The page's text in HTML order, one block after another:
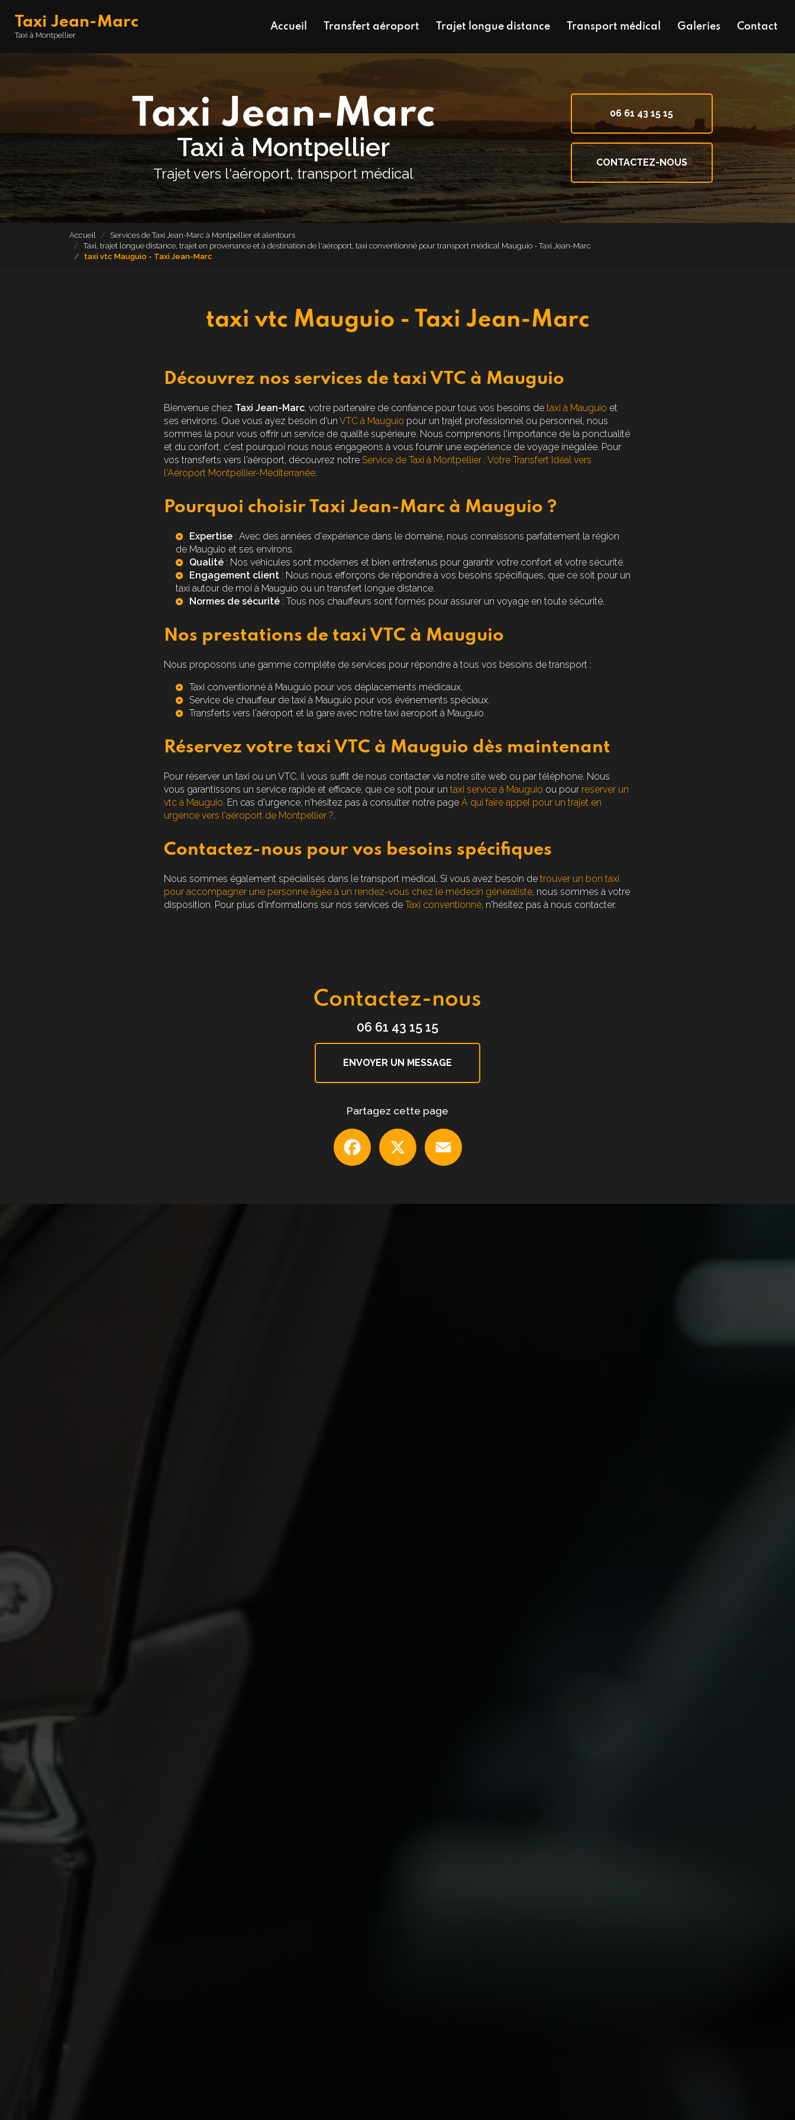
contenu
Taxi Jean-Marc
Taxi à Montpellier
Accueil Transfert aéroport Trajet longue distance Transport médical Galeries Contact
Taxi à Montpellier
Trajet vers l'aéroport, transport médical
06 61 43 15 15
CONTACTEZ-NOUS
Accueil
Services de Taxi Jean-Marc à Montpellier et alentours
Taxi, trajet longue distance, trajet en provenance et à destination de l'aéroport, taxi conventionné pour transport médical Mauguio - Taxi Jean-Marc
taxi vtc Mauguio - Taxi Jean-Marc
taxi vtc Mauguio - Taxi Jean-Marc
Découvrez nos services de taxi VTC à Mauguio
Bienvenue chez Taxi Jean-Marc, votre partenaire de confiance pour tous vos besoins de taxi à Mauguio et
ses environs. Que vous ayez besoin d'un VTC à Mauguio pour un trajet professionnel ou personnel, nous
sommes là pour vous offrir un service de qualité supérieure. Nous comprenons l'importance de la ponctualité
et du confort, c'est pourquoi nous nous engageons à vous fournir une expérience de voyage inégalée. Pour
vos transferts vers l'aéroport, découvrez notre Service de Taxi à Montpellier : Votre Transfert Idéal vers
l'Aéroport Montpellier-Méditerranée.
Pourquoi choisir Taxi Jean-Marc à Mauguio ?
Expertise : Avec des années d'expérience dans le domaine, nous connaissons parfaitement la région
de Mauguio et ses environs.
Qualité : Nos véhicules sont modernes et bien entretenus pour garantir votre confort et votre sécurité.
Engagement client : Nous nous efforçons de répondre à vos besoins spécifiques, que ce soit pour un
taxi autour de moi à Mauguio ou un transfert longue distance.
Normes de sécurité : Tous nos chauffeurs sont formés pour assurer un voyage en toute sécurité.
Nos prestations de taxi VTC à Mauguio
Nous proposons une gamme complète de services pour répondre à tous vos besoins de transport :
Taxi conventionné à Mauguio pour vos déplacements médicaux.
Service de chauffeur de taxi à Mauguio pour vos événements spéciaux.
Transferts vers l'aéroport et la gare avec notre taxi aeroport à Mauguio.
Réservez votre taxi VTC à Mauguio dès maintenant
Pour réserver un taxi ou un VTC, il vous suffit de nous contacter via notre site web ou par téléphone. Nous
vous garantissons un service rapide et efficace, que ce soit pour un taxi service à Mauguio ou pour reserver un
vtc à Mauguio. En cas d'urgence, n'hésitez pas à consulter notre page À qui faire appel pour un trajet en
urgence vers l'aéroport de Montpellier ?.
Contactez-nous pour vos besoins spécifiques
Nous sommes également spécialisés dans le transport médical. Si vous avez besoin de trouver un bon taxi
pour accompagner une personne âgée à un rendez-vous chez le médecin généraliste, nous sommes à votre
disposition. Pour plus d'informations sur nos services de Taxi conventionné, n'hésitez pas à nous contacter.
Contactez-nous
06 61 43 15 15
ENVOYER UN MESSAGE
Partagez cette page
Facebook